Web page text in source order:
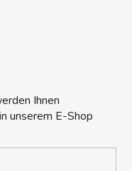
Ihnen
unserem E-Shop